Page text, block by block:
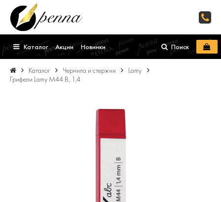
Каталог Акции Новинки Поиск
Каталог Чернила и стержни
Lamy
Грифели Lamy M44 B, 1,4